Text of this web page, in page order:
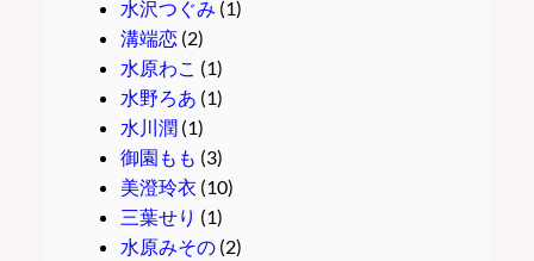
水沢つぐみ (1)
溝端恋(2)
水原わこ (1)
水野ろあ (1)
水川潤(1)
御園もも (3)
美澄玲衣 (10)
三葉せり (1)
水原みその(2)